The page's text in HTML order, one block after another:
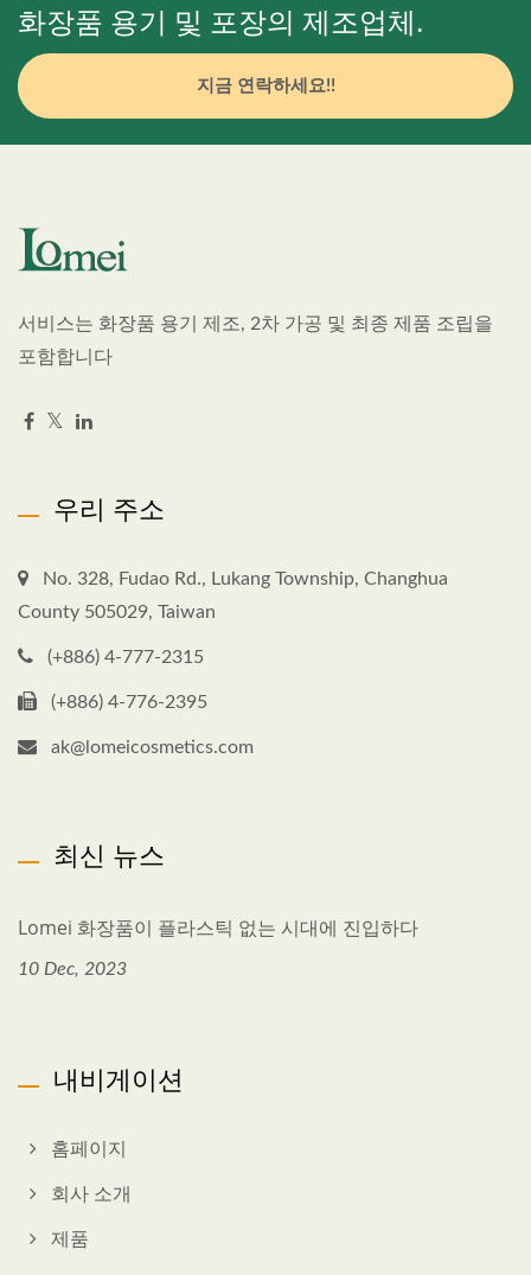
화장품 용기 및 포장의 제조업체.
지금 연락하세요!!
서비스는 화장품 용기 제조, 2차 가공 및 최종 제품 조립을
포함합니다
우리 주소
No. 328, Fudao Rd., Lukang Township, Changhua
County 505029, Taiwan
(+886) 4-777-2315
(+886) 4-776-2395
ak@lomeicosmetics.com
최신 뉴스
Lomei 화장품이 플라스틱 없는 시대에 진입하다
10 Dec, 2023
내비게이션
홈페이지
회사 소개
제품